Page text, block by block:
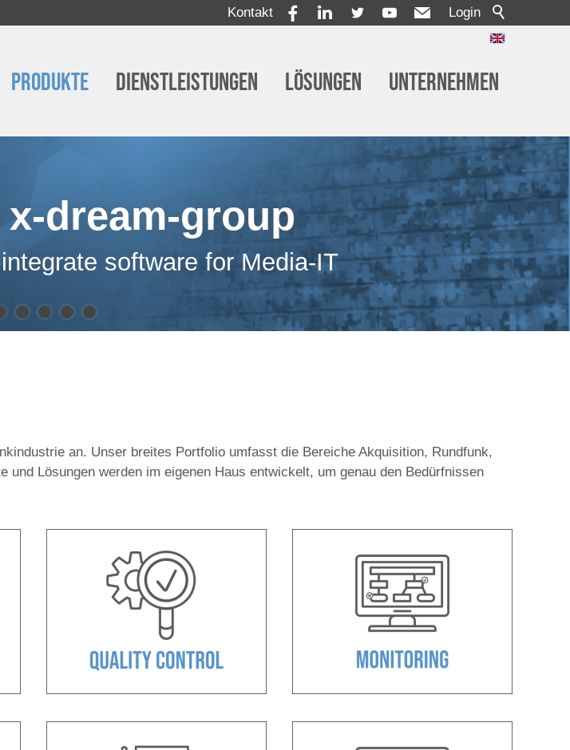
Login
Kontakt
Produkte Dienstleistungen Lösungen Unternehmen
dream-group
software for Media-IT
an. Unser breites Portfolio umfasst die Bereiche Akquisition, Rundfunk,
Lösungen werden im eigenen Haus entwickelt, um genau den Bedürfnissen